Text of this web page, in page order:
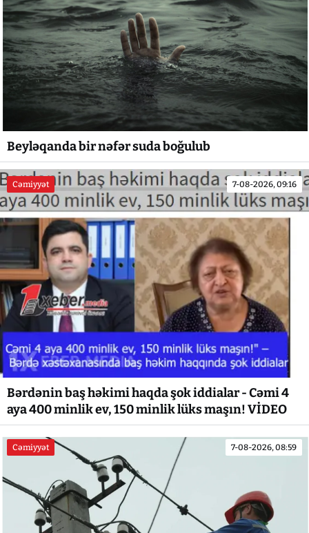
Beyləqanda bir nəfər suda boğulub
Cəmiyyət 7-08-2026, 09:16
Bərdənin baş həkimi haqda şok iddialar - Cəmi 4
aya 400 minlik ev, 150 minlik lüks maşın! VİDEO
Cəmiyyət 7-08-2026, 08:59